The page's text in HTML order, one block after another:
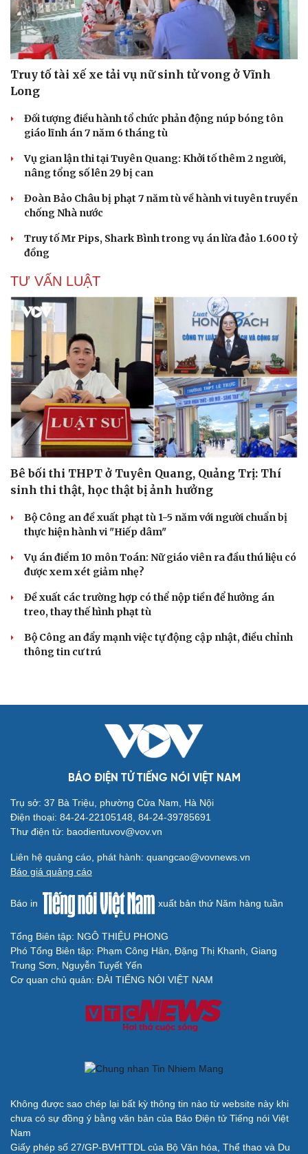
Cải chính
Truy tố tài xế xe tải vụ nữ sinh tử vong ở Vĩnh
Long
Đối tượng điều hành tổ chức phản động núp bóng tôn
giáo lĩnh án 7 năm 6 tháng tù
Vụ gian lận thi tại Tuyên Quang: Khởi tố thêm 2 người,
nâng tổng số lên 29 bị can
Đoàn Bảo Châu bị phạt 7 năm tù về hành vi tuyên truyền
chống Nhà nước
Truy tố Mr Pips, Shark Bình trong vụ án lừa đảo 1.600 tỷ
đồng
TƯ VẤN LUẬT
Bê bối thi THPT ở Tuyên Quang, Quảng Trị: Thí
sinh thi thật, học thật bị ảnh hưởng
Bộ Công an đề xuất phạt tù 1-5 năm với người chuẩn bị
thực hiện hành vi "Hiếp dâm"
Vụ án điểm 10 môn Toán: Nữ giáo viên ra đầu thú liệu có
được xem xét giảm nhẹ?
Đề xuất các trường hợp có thể nộp tiền để hưởng án
treo, thay thế hình phạt tù
Bộ Công an đẩy mạnh việc tự động cập nhật, điều chỉnh
thông tin cư trú
BÁO ĐIỆN TỬ TIẾNG NÓI VIỆT NAM
Trụ sở: 37 Bà Triệu, phường Cửa Nam, Hà Nội
Điện thoại: 84-24-22105148, 84-24-39785691
Thư điện tử: baodientuvov@vov.vn
Liên hệ quảng cáo, phát hành: quangcao@vovnews.vn
Báo giá quảng cáo
Báo in xuất bản thứ Năm hàng tuần
Tổng Biên tập: NGÔ THIỆU PHONG
Phó Tổng Biên tập: Phạm Công Hân, Đặng Thị Khanh, Giang
Trung Sơn, Nguyễn Tuyết Yến
Cơ quan chủ quản: ĐÀI TIẾNG NÓI VIỆT NAM
Không được sao chép lại bất kỳ thông tin nào từ website này khi
chưa có sự đồng ý bằng văn bản của Báo Điện tử Tiếng nói Việt
Nam
Giấy phép số 27/GP-BVHTTDL của Bộ Văn hóa, Thể thao và Du